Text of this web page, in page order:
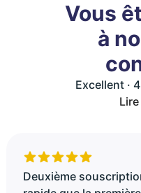
Vous
à
Excellent ·
Deuxième